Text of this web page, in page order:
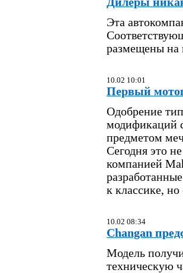
Эта
размещены на
10.02 10:01
Первый
Одобрение
модификаций
предметом
Сегодня это
компанией
к классике, но
10.02 08:34
Changan
Модель
техническую